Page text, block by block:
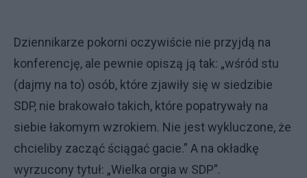
Dziennikarze pokorni oczywiście nie przyjdą na
konferencję, ale pewnie opiszą ją tak: „wśród stu
(dajmy na to) osób, które zjawiły się w siedzibie
SDP, nie brakowało takich, które popatrywały na
siebie łakomym wzrokiem. Nie jest wykluczone, że
chcieliby zacząć ściągać gacie.” A na okładkę
wyrzucony tytuł: „Wielka orgia w SDP”.